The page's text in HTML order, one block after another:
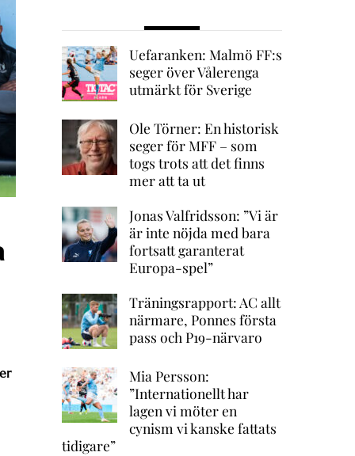
Uefaranken: Malmö FF:s
seger över Vålerenga
utmärkt för Sverige
Ole Törner: En historisk
seger för MFF – som
togs trots att det finns
mer att ta ut
Jonas Valfridsson: ”Vi är
är inte nöjda med bara
fortsatt garanterat
Europa-spel”
Träningsrapport: AC allt
närmare, Ponnes första
pass och P19-närvaro
Mia Persson:
”Internationellt har
lagen vi möter en
cynism vi kanske fattats
tidigare”